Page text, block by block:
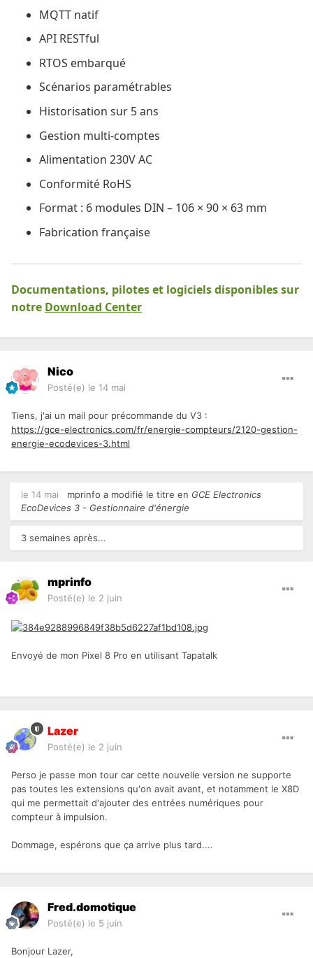
MQTT natif
API RESTful
RTOS embarqué
Scénarios paramétrables
Historisation sur 5 ans
Gestion multi-comptes
Alimentation 230V AC
Conformité RoHS
Format : 6 modules DIN – 106 × 90 × 63 mm
Fabrication française
Documentations, pilotes et logiciels disponibles sur
notre Download Center
Nico
Posté(e) le 14 mai
Tiens, j'ai un mail pour précommande du V3 :
https://gce-electronics.com/fr/energie-compteurs/2120-gestion-
energie-ecodevices-3.html
le 14 mai mprinfo a modifié le titre en GCE Electronics
EcoDevices 3 - Gestionnaire d'énergie
3 semaines après...
mprinfo
Posté(e) le 2 juin
Envoyé de mon Pixel 8 Pro en utilisant Tapatalk
Lazer
Posté(e) le 2 juin
Perso je passe mon tour car cette nouvelle version ne supporte
pas toutes les extensions qu'on avait avant, et notamment le X8D
qui me permettait d'ajouter des entrées numériques pour
compteur à impulsion.
Dommage, espérons que ça arrive plus tard....
Fred.domotique
Posté(e) le 5 juin
Bonjour Lazer,